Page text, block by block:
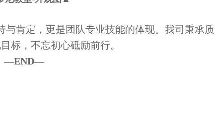
肯定，更是团队专业技能的体现。我司秉承质
标，不忘初心砥励前行。
—END—